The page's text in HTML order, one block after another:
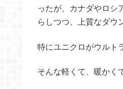
ったが、カナダやロシ
らしつつ、上質なダウ
特にユニクロがウルト
そんな軽くて、暖かく